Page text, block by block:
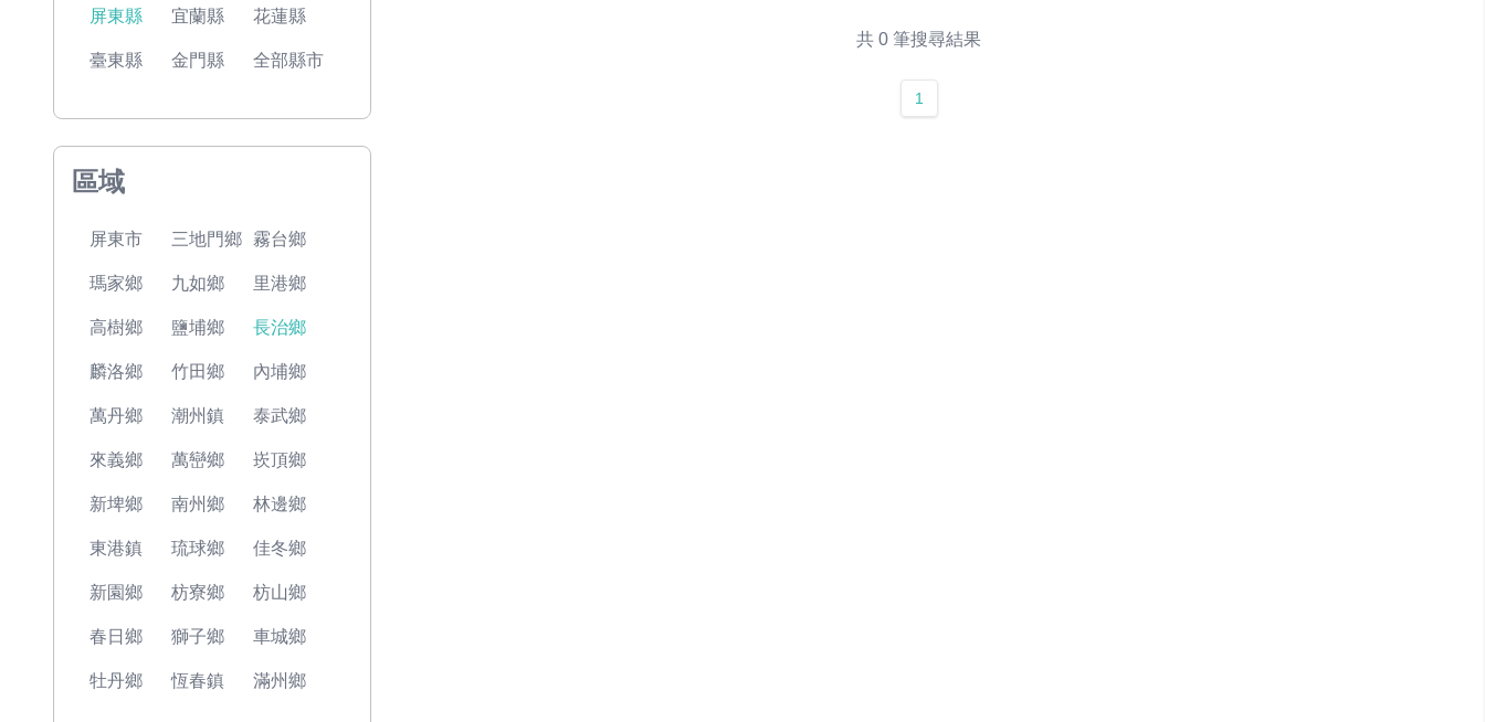
屏東縣 宜蘭縣 花蓮縣
臺東縣 金門縣 全部縣市
區域
屏東市 三地門鄉 霧台鄉
瑪家鄉 九如鄉 里港鄉
高樹鄉 鹽埔鄉 長治鄉
麟洛鄉 竹田鄉 內埔鄉
萬丹鄉 潮州鎮 泰武鄉
來義鄉 萬巒鄉 崁頂鄉
新埤鄉 南州鄉 林邊鄉
東港鎮 琉球鄉 佳冬鄉
新園鄉 枋寮鄉 枋山鄉
春日鄉 獅子鄉 車城鄉
牡丹鄉 恆春鎮 滿州鄉
共 0 筆搜尋結果
1